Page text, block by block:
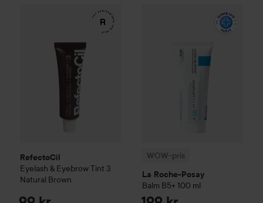
RefectoCil
Eyelash & Eyebrow Tint 3
Natural Brown
Eyelash & Eyebrow Tint
WOW-pris
La Roche-Posay
Balm B5+ 100 ml